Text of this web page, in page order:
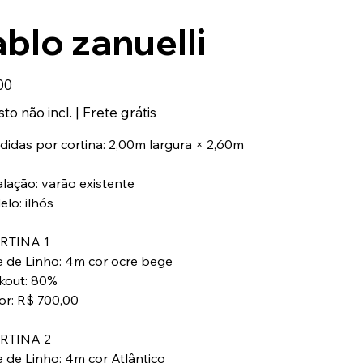
zanuelli
não incl. | Frete grátis
por cortina: 2,00m largura × 2,60m
varão existente
ilhós
1
de Linho: 4m cor ocre bege
80%
R$ 700,00
2
de Linho: 4m cor Atlântico